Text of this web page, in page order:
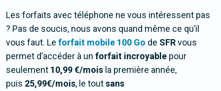
Les forfaits avec téléphone ne vous intéressent pas
? Pas de soucis, nous avons quand même ce qu’il
vous faut. Le forfait mobile 100 Go de SFRvous
permet d’accéder à un forfait incroyable pour
seulement 10,99 €/mois la première année,
puis 25,99€/mois, le toutsans